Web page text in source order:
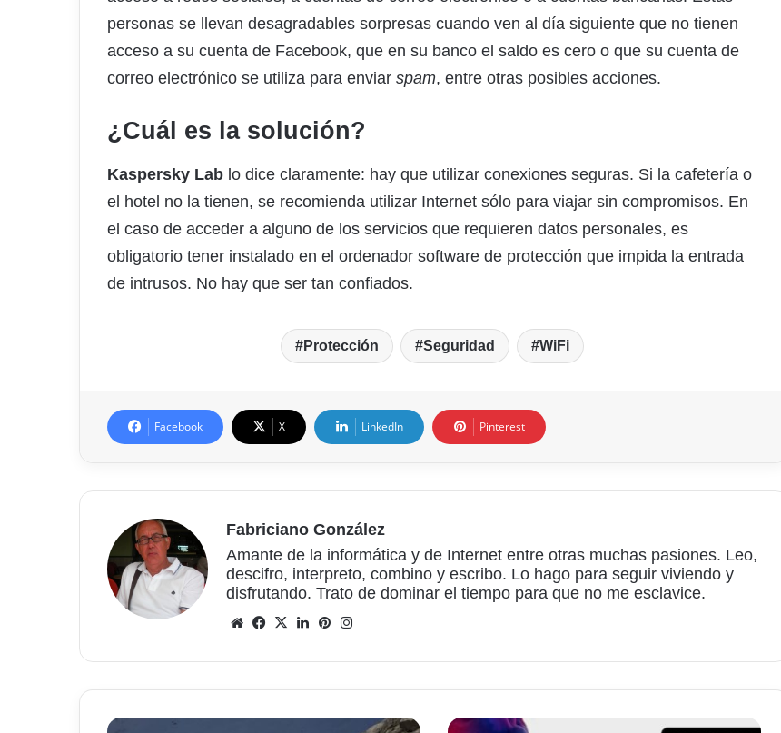
personas se llevan desagradables sorpresas cuando ven al día siguiente que no tienen
acceso a su cuenta de Facebook, que en su banco el saldo es cero o que su cuenta de
correo electrónico se utiliza para enviar spam, entre otras posibles acciones.
¿Cuál es la solución?
Kaspersky Lab lo dice claramente: hay que utilizar conexiones seguras. Si la cafetería o
el hotel no la tienen, se recomienda utilizar Internet sólo para viajar sin compromisos. En
el caso de acceder a alguno de los servicios que requieren datos personales, es
obligatorio tener instalado en el ordenador software de protección que impida la entrada
de intrusos. No hay que ser tan confiados.
Protección Seguridad WiFi
Facebook X LinkedIn Pinterest
Fabriciano González
Amante de la informática y de Internet entre otras muchas pasiones. Leo,
descifro, interpreto, combino y escribo. Lo hago para seguir viviendo y
disfrutando. Trato de dominar el tiempo para que no me esclavice.
Sitio
Facebook
X LinkedInPinterest
Refugio
La